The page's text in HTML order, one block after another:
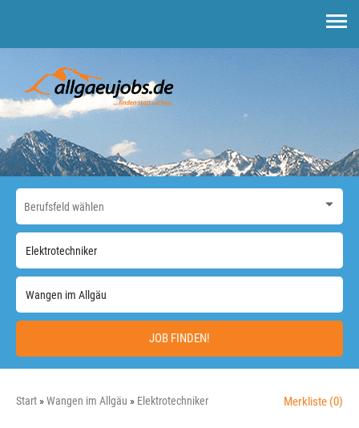
JOB FINDEN!
Start Wangen im Allgäu Elektrotechniker Merkliste (0)